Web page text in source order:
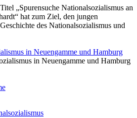
„Spurensuche Nationalsozialismus an
hat zum Ziel, den jungen
des Nationalsozialismus und
in Neuengamme und Hamburg